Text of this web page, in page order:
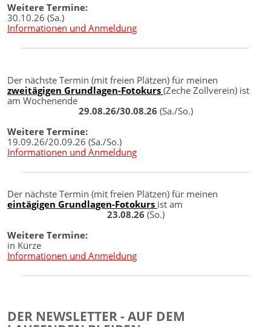
Weitere Termine:
30.10.26 (Sa.)
Informationen und Anmeldung
Der nächste Termin (mit freien Plätzen) für meinen
zweitägigen Grundlagen-Fotokurs (Zeche Zollverein) ist
am Wochenende
29.08.26/30.08.26 (Sa./So.)
Weitere Termine:
19.09.26/20.09.26 (Sa./So.)
Informationen und Anmeldung
Der nächste Termin (mit freien Plätzen) für meinen
eintägigen Grundlagen-Fotokurs ist am
23.08.26 (So.)
Weitere Termine:
in Kürze
Informationen und Anmeldung
DER NEWSLETTER - AUF DEM